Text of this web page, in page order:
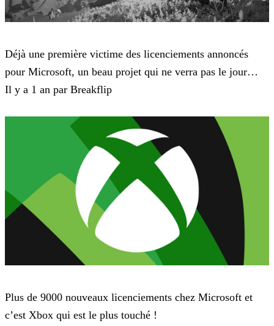
Déjà une première victime des licenciements annoncés
pour Microsoft, un beau projet qui ne verra pas le jour…
Il y a 1 an par Breakflip
Plus de 9000 nouveaux licenciements chez Microsoft et
c’est Xbox qui est le plus touché !